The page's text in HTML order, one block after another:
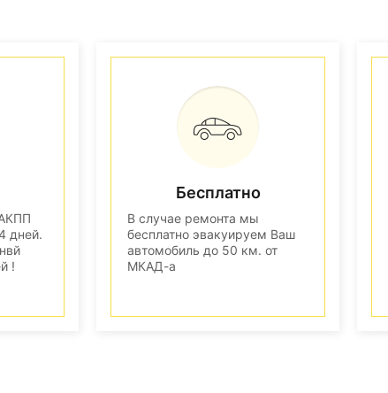
дней.
!
Бесплатно
В случае ремонта мы
бесплатно эвакуируем Ваш
автомобиль до 50 км. от
МКАД-а